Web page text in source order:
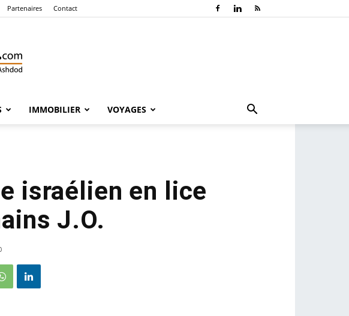
Partenaires Contact
IMMOBILIER VOYAGES
israélien en lice
J.O.